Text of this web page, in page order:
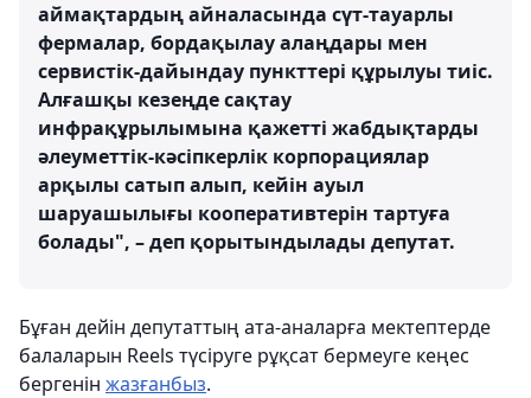
аймақтардың айналасында сүт-тауарлы
фермалар, бордақылау алаңдары мен
сервистік-дайындау пункттері құрылуы тиіс.
Алғашқы кезеңде сақтау
инфрақұрылымына қажетті жабдықтарды
әлеуметтік-кәсіпкерлік корпорациялар
арқылы сатып алып, кейін ауыл
шаруашылығы кооперативтерін тартуға
болады", – деп қорытындылады депутат.
Бұған дейін депутаттың ата-аналарға мектептерде
балаларын Reels түсіруге рұқсат бермеуге кеңес
бергенін жазғанбыз.